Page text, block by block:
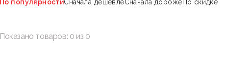
По популярностиСначала дешевлеСначала дорожеПо скидке
Показано товаров: 0 из 0